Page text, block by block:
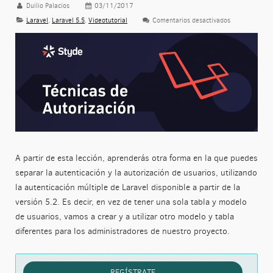
Duilio Palacios
03/11/2017
Laravel, Laravel 5.5,Videotutorial
Comentarios desactivados
A partir de esta lección, aprenderás otra forma en la que puedes
separar la autenticación y la autorización de usuarios, utilizando
la autenticación múltiple de Laravel disponible a partir de la
versión 5.2. Es decir, en vez de tener una sola tabla y modelo
de usuarios, vamos a crear y a utilizar otro modelo y tabla
diferentes para los administradores de nuestro proyecto.